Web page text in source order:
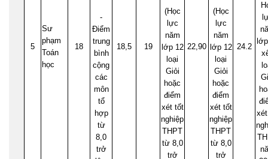
5
Sư
phạm
Toán
học
18 18,5 19 22,90 24.2
-
Điểm
trung
bình
cộng
các
môn
tổ
hợp
từ
8,0
trở
(Học
lực
năm
lớp 12
loại
Giỏi
hoặc
điểm
xét tốt
nghiệp
THPT
từ 8,0
trở
(Học
lực
năm
lớp 12
loại
Giỏi
hoặc
điểm
xét tốt
nghiệp
THPT
từ 8,0
trở